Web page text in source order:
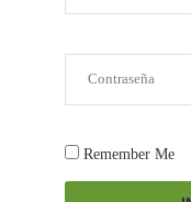
Remember Me